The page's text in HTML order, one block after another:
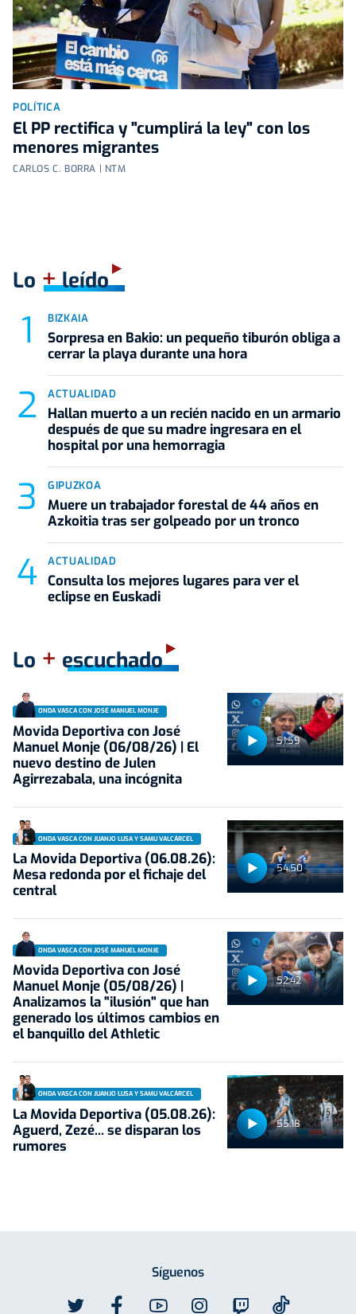
POLÍTICA
El PP rectifica y "cumplirá la ley" con los
menores migrantes
CARLOS C. BORRA | NTM
Lo +leído
BIZKAIA
Sorpresa en Bakio: un pequeño tiburón obliga a
cerrar la playa durante una hora
ACTUALIDAD
Hallan muerto a un recién nacido en un armario
después de que su madre ingresara en el
hospital por una hemorragia
GIPUZKOA
Muere un trabajador forestal de 44 años en
Azkoitia tras ser golpeado por un tronco
ACTUALIDAD
Consulta los mejores lugares para ver el
eclipse en Euskadi
Lo + escuchado
51:59
ONDA VASCA CON JOSÉ MANUEL MONJE
Movida Deportiva con José
Manuel Monje (06/08/26) | El
nuevo destino de Julen
Agirrezabala, una incógnita
54:50
ONDA VASCA CON JUANJO LUSA Y SAMU VALCÁRCEL
La Movida Deportiva (06.08.26):
Mesa redonda por el fichaje del
central
52:42
ONDA VASCA CON JOSÉ MANUEL MONJE
Movida Deportiva con José
Manuel Monje (05/08/26) |
Analizamos la "ilusión" que han
generado los últimos cambios en
el banquillo del Athletic
55:18
ONDA VASCA CON JUANJO LUSA Y SAMU VALCÁRCEL
La Movida Deportiva (05.08.26):
Aguerd, Zezé... se disparan los
rumores
Síguenos